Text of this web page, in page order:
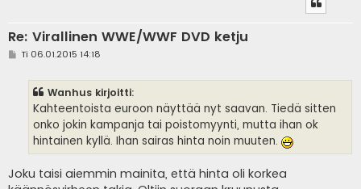
Re: Virallinen WWE/WWF DVD ketju
VTi 06.01.2015 14:18
Wanhus kirjoitti:
Kahteentoista euroon näyttää nyt saavan. Tiedä sitten
onko jokin kampanja tai poistomyynti, mutta ihan ok
hintainen kyllä. Ihan sairas hinta noin muuten.
Joku taisi aiemmin mainita, että hinta oli korkea